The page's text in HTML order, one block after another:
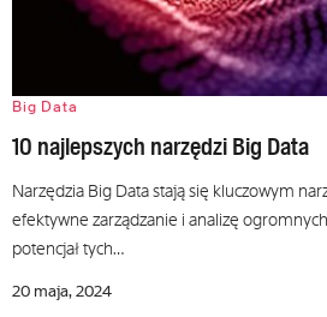
Big Data
10 najlepszych narzędzi Big Data
Narzędzia Big Data stają się kluczowym
efektywne zarządzanie i analizę
potencjał tych…
20 maja, 2024